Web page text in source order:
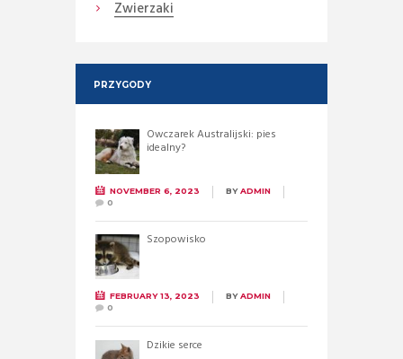
Zwierzaki
PRZYGODY
Owczarek Australijski: pies
idealny?
NOVEMBER 6, 2023 BYADMIN
0
Szopowisko
FEBRUARY 13, 2023 BYADMIN
0
Dzikie serce